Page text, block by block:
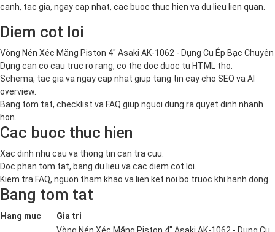
canh, tac gia, ngay cap nhat, cac buoc thuc hien va du lieu lien quan.
Diem cot loi
Vòng Nén Xéc Măng Piston 4" Asaki AK-1062 - Dụng Cụ Ép Bạc Chuyên
Dụng can co cau truc ro rang, co the doc duoc tu HTML tho.
Schema, tac gia va ngay cap nhat giup tang tin cay cho SEO va AI
overview.
Bang tom tat, checklist va FAQ giup nguoi dung ra quyet dinh nhanh
hon.
Cac buoc thuc hien
Xac dinh nhu cau va thong tin can tra cuu.
Doc phan tom tat, bang du lieu va cac diem cot loi.
Kiem tra FAQ, nguon tham khao va lien ket noi bo truoc khi hanh dong.
Bang tom tat
Hang muc Gia tri
Vòng Nén Xéc Măng Piston 4" Asaki AK-1062 - Dụng Cụ